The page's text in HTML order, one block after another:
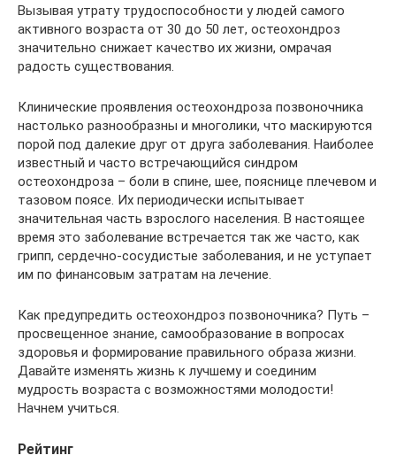
Вызывая утрату трудоспособности у людей самого
активного возраста от 30 до 50 лет, остеохондроз
значительно снижает качество их жизни, омрачая
радость существования.
Клинические проявления остеохондроза позвоночника
настолько разнообразны и многолики, что маскируются
порой под далекие друг от друга заболевания. Наиболее
известный и часто встречающийся синдром
остеохондроза – боли в спине, шее, пояснице плечевом и
тазовом поясе. Их периодически испытывает
значительная часть взрослого населения. В настоящее
время это заболевание встречается так же часто, как
грипп, сердечно-сосудистые заболевания, и не уступает
им по финансовым затратам на лечение.
Как предупредить остеохондроз позвоночника? Путь –
просвещенное знание, самообразование в вопросах
здоровья и формирование правильного образа жизни.
Давайте изменять жизнь к лучшему и соединим
мудрость возраста с возможностями молодости!
Начнем учиться.
Рейтинг